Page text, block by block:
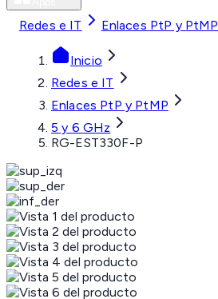
Redes e IT Enlaces PtP y PtMP
Inicio
Redes e IT
Enlaces PtP y PtMP
5 y 6 GHz
RG-EST330F-P